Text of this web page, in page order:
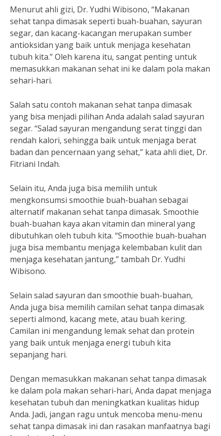
Menurut ahli gizi, Dr. Yudhi Wibisono, “Makanan
sehat tanpa dimasak seperti buah-buahan, sayuran
segar, dan kacang-kacangan merupakan sumber
antioksidan yang baik untuk menjaga kesehatan
tubuh kita.” Oleh karena itu, sangat penting untuk
memasukkan makanan sehat ini ke dalam pola makan
sehari-hari.
Salah satu contoh makanan sehat tanpa dimasak
yang bisa menjadi pilihan Anda adalah salad sayuran
segar. “Salad sayuran mengandung serat tinggi dan
rendah kalori, sehingga baik untuk menjaga berat
badan dan pencernaan yang sehat,” kata ahli diet, Dr.
Fitriani Indah.
Selain itu, Anda juga bisa memilih untuk
mengkonsumsi smoothie buah-buahan sebagai
alternatif makanan sehat tanpa dimasak. Smoothie
buah-buahan kaya akan vitamin dan mineral yang
dibutuhkan oleh tubuh kita. “Smoothie buah-buahan
juga bisa membantu menjaga kelembaban kulit dan
menjaga kesehatan jantung,” tambah Dr. Yudhi
Wibisono.
Selain salad sayuran dan smoothie buah-buahan,
Anda juga bisa memilih camilan sehat tanpa dimasak
seperti almond, kacang mete, atau buah kering.
Camilan ini mengandung lemak sehat dan protein
yang baik untuk menjaga energi tubuh kita
sepanjang hari.
Dengan memasukkan makanan sehat tanpa dimasak
ke dalam pola makan sehari-hari, Anda dapat menjaga
kesehatan tubuh dan meningkatkan kualitas hidup
Anda. Jadi, jangan ragu untuk mencoba menu-menu
sehat tanpa dimasak ini dan rasakan manfaatnya bagi